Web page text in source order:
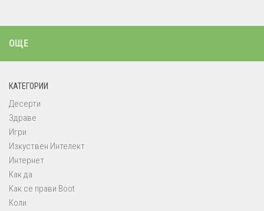
ОЩЕ
КАТЕГОРИИ
Десерти
Здраве
Игри
Изкуствен Интелект
Интернет
Как да
Как се прави Boot
Коли